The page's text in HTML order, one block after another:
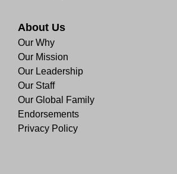
About Us
Our Why
Our Mission
Our Leadership
Our Staff
Our Global Family
Endorsements
Privacy Policy